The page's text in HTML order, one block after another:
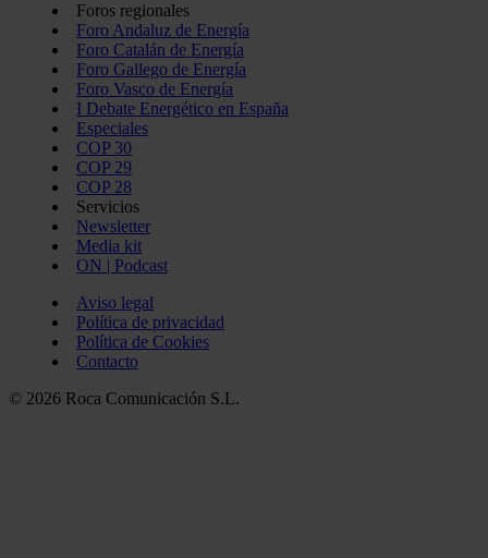
Foros regionales
Foro Andaluz de Energía
Foro Catalán de Energía
Foro Gallego de Energía
Foro Vasco de Energía
I Debate Energético en España
Especiales
COP 30
COP 29
COP 28
Servicios
Newsletter
Media kit
ON | Podcast
Aviso legal
Política de privacidad
Política de Cookies
Contacto
© 2026 Roca Comunicación S.L.